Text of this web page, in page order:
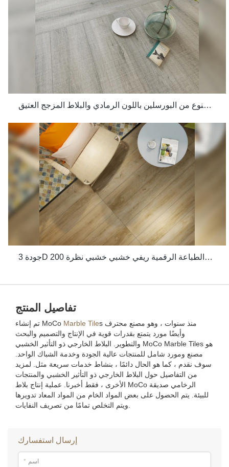
سطح خشن غير لامع غير قابل للانزلاق مصنوع من البورسلين باللون الرمادي والبلاط المزجج العتيق
جودة 3D الطباعة الرقمية ريفي خشبي خشبي نظرة 200x1200 الأرضيات الخشبية بلاط السيراميك الصانع
تفاصيل المنتج
تم إنشاء MoCo Marble Tiles منذ سنوات ، وهو مصنع محترف
وأيضًا مورد يتمتع بقدرات قوية في الإنتاج والتصميم والبحث
والتطوير. البلاط الخارجي ذو التأثير الخشبي MoCo Marble Tiles هو
مصنع ومورد شامل للمنتجات عالية الجودة وخدمة الشباك الواحد.
سوف نقدم ، كما هو الحال دائمًا ، بنشاط خدمات سريعة مثل. لمزيد
من التفاصيل حول البلاط الخارجي ذو التأثير الخشبي والمنتجات
الأخرى ، فقط أخبرنا. عملية إنتاج بلاط MoCo الرخامي صديقة
للبيئة. يتم الحصول على بعض المواد الخام من المواد المعاد تدويرها
إرسال استفسارك
* اسم